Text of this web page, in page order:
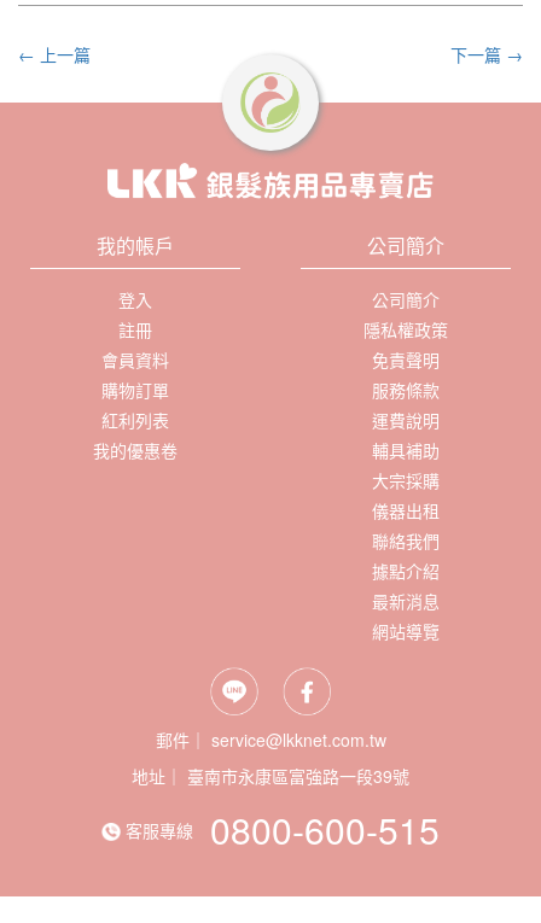
← 上一篇 下一篇 →
我的帳戶
登入
註冊
會員資料
購物訂單
紅利列表
我的優惠卷
公司簡介
公司簡介
隱私權政策
免責聲明
服務條款
運費說明
輔具補助
大宗採購
儀器出租
聯絡我們
據點介紹
最新消息
網站導覽
郵件｜ service@lkknet.com.tw
地址｜
客服專線 0800-600-515